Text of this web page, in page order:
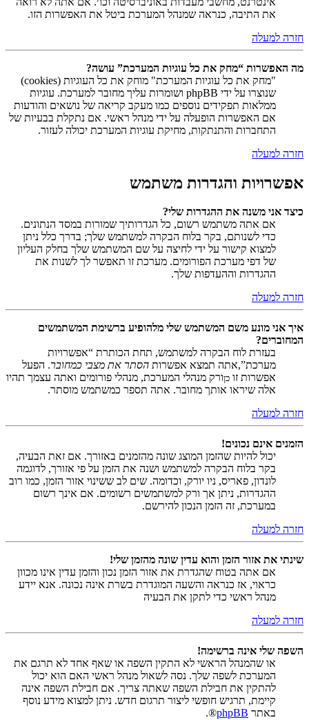
את התיבה, כנראה שמנהל המערכת ביטל את האפשרות הזו.
חזרה למעלה
מה האפשרות “מחק את כל עוגיות המערכת” עושה?
"מחק את כל עוגיות המערכת" מוחק את כל העוגיות (cookies)
שנוצרו על ידי phpBB ושומרות עליך מחובר למערכת. עוגיות
ממלאות תפקידים נוספים כמו מעקב קריאה של נושאים והודעות
אם האפשרות הופעלה על ידי מנהל ראשי. אם נתקלת בבעיות של
התחברות והתנתקות, מחיקת עוגיות המערכת יכולה לעזור.
חזרה למעלה
אפשרויות והגדרות משתמש
כיצד אני משנה את ההגדרות שלי?
אם אתה משתמש רשום, כל הגדרותיך שמורות במסד הנתונים.
כדי לשנותם, בקר בלוח הבקרה למשתמש שלך; בדרך כלל ניתן
למצוא קישור על ידי לחיצה על שם המשתמש שלך בחלק העליון
של דפי מערכת הפורומים. מערכת זו תאפשר לך לשנות את
ההגדרות וההעדפות שלך.
חזרה למעלה
איך אני מונע משם המשתמש שלי מלהופיע ברשימת המשתמשים
המחוברים?
בעזרת לוח הבקרה למשתמש, תחת הכותרת “אפשרויות
מערכת”,אתה תמצא אפשרות הסתר את מצבי כמחובר. הפעל
אפשרות זו כןורק מנהלי המערכת, מנהלי פורומים ואתה עצמך תהיו
אלה שיראו אותך מחובר. אתה תספר כמשתמש מוסתר.
חזרה למעלה
הזמנים אינם נכונים!
יכול להיות שהזמן המוצג שונה מהזמנים באזורך. אם זאת הבעיה,
בקר בלוח הבקרה למשתמש ושנה את הזמן על פי אזורך, לדוגמה
לונדון, פאריס, ניו יורק, וכדומה. שים לב ששינוי אזור הזמן, כמו רוב
ההגדרות, ניתן אך ורק למשתמשים רשומים. אם אינך רשום
במערכת, זה הזמן הנכון להירשם.
חזרה למעלה
שינתי את אזור הזמן והוא עדין שונה מהזמן שלי!
אם אתה בטוח שהגדרת את אזור הזמן נכון והזמן עדין אינו מכוון
כראוי, אז כנראה והשעה המוגדרת בשרת אינה נכונה. אנא יידע
מנהל ראשי כדי לתקן את הבעיה
חזרה למעלה
השפה שלי אינה ברשימה!
או שהמנהל הראשי לא התקין השפה או שאף אחד לא תרגם את
המערכת לשפה שלך. נסה לשאול מנהל ראשי האם הוא יכול
להתקין את חבילת השפה שאתה צריך. אם חבילת השפה אינה
קיימת, תרגיש חופשי ליצור תרגום חדש. ניתן למצוא מידע נוסף
באתר phpBB
®.